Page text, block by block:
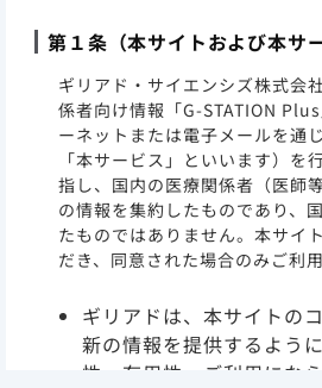
第１条（本サイトおよび本サ
ギリアド・サイエンシズ株式会
係者向け情報「G-STATION
ーネットまたは電子メールを通
「本サービス」といいます）
指し、国内の医療関係者（医師
の情報を集約したものであり、
たものではありません。本サイ
だき、同意された場合のみご利用
ギリアドは、本サイトの
新の情報を提供するよう
性、有用性、ご利用にな